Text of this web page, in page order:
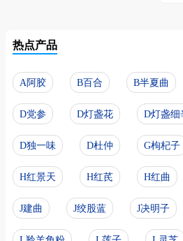
热点产品
A阿胶 B百合 B半夏曲
D党参 D灯盏花 D灯盏细
D独一味 D杜仲 G枸杞子
H红景天 H红芪 H红曲
J建曲 J绞股蓝 J决明子